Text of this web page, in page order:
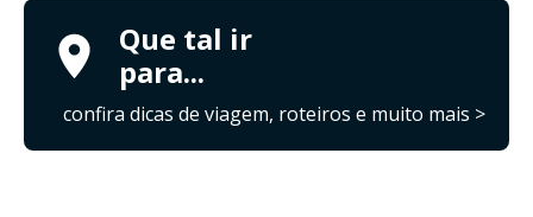
Que tal ir
para...
confira dicas de viagem, roteiros e muito mais >